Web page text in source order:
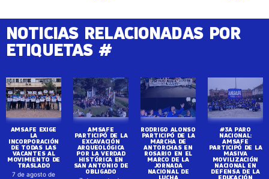
NOTICIAS RELACIONADAS POR
ETIQUETAS #
AMSAFE EXIGE
LA
INCORPORACIÓN
DE TODAS LAS
VACANTES AL
MOVIMIENTO DE
TRASLADO
7 de agosto de
AMSAFE
PARTICIPÓ DE LA
EXCAVACIÓN
ARQUEOLÓGICA
POR LA VERDAD
HISTÓRICA EN
SAN ANTONIO DE
OBLIGADO
RODRIGO ALONSO
PARTICIPÓ DE LA
MARCHA DE
ANTORCHAS EN
ROSARIO EN EL
MARCO DE LA
JORNADA
NACIONAL DE
LUCHA
#3A PARO
NACIONAL:
AMSAFE
PARTICIPÓ DE LA
MASIVA
MOVILIZACIÓN
NACIONAL EN
DEFENSA DE LA
EDUCACIÓN